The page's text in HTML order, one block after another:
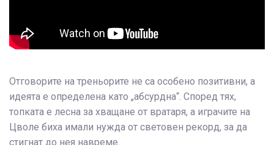
Отговорите на треньорите не са особено позитивни, а
идеята е определена като „абсурдна“. Според тях,
топката е лесна за хващане от вратаря, а играчите на
Цволе биха имали нужда от световен рекорд, за да
стигнат до нея навреме.